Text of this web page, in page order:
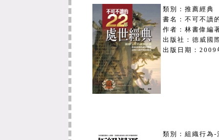
人做好自主健康管理！如有類流
症狀；具有肌肉酸痛、頭痛、極
或支氣管炎】，請立即配戴口罩
分機8320）、5919054（或校內
新制上路：
1 . 圖書館自動化系統自98年8月
狀況及預約等相關資料皆如實由
2 . 高雄學園與高高屏教學資源發
類別：推薦經典
書名：不可不讀
作者： 林書偉編
出版社： 德威國
出版日期： 2009
類別：組織行為